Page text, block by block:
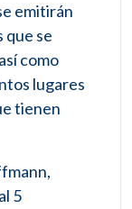
emitirán
que se
como
lugares
tienen
5